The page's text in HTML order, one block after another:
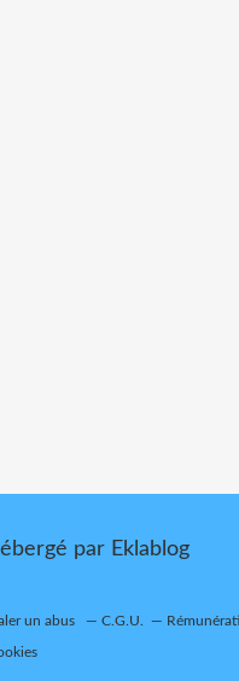
par Eklablog
un abus C.G.U.